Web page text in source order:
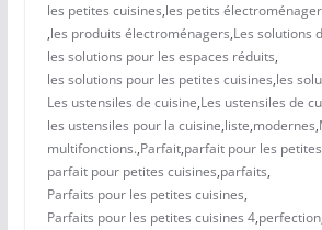
les petites cuisines,les petits
,les produits électroménagers,Les solutions
les solutions pour les espaces réduits,
les solutions pour les petites cuisines,les
Les ustensiles de cuisine,Les ustensiles de
les ustensiles pour la cuisine,liste,modernes,
multifonctions.,Parfait,parfait pour les
parfait pour petites cuisines,parfaits,
Parfaits pour les petites cuisines,
Parfaits pour les petites cuisines 4,perfection,